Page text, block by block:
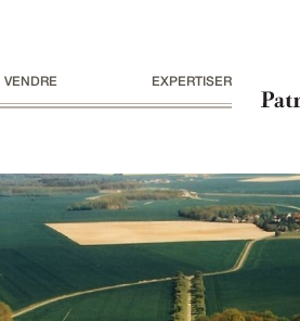
VENDRE EXPERTISER